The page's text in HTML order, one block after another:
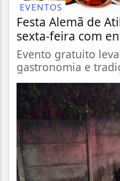
EVENTOS
Festa Alemã de
sexta-feira com
Evento gratuito
gastronomia e